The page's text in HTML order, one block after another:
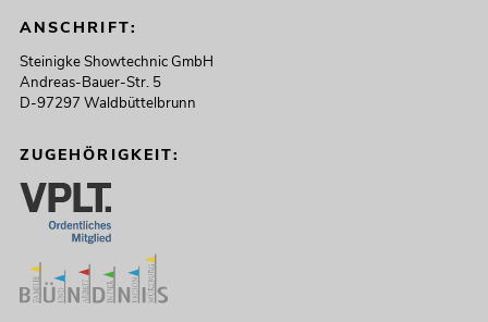
ANSCHRIFT:
Steinigke Showtechnic GmbH
Andreas-Bauer-Str. 5
D-97297 Waldbüttelbrunn
ZUGEHÖRIGKEIT: